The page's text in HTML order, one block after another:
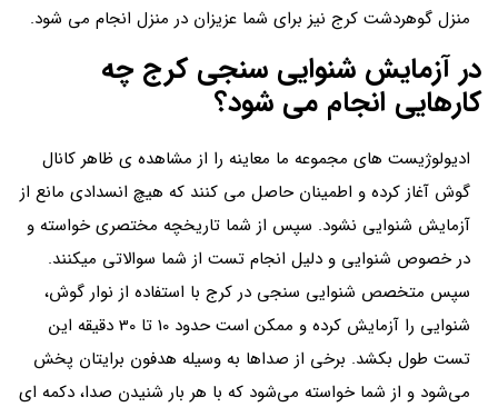
منزل گوهردشت کرج نیز برای شما عزیزان در منزل انجام می شود.
در آزمایش شنوایی سنجی کرج چه
کارهایی انجام می شود؟
ادیولوژیست های مجموعه ما معاینه را از مشاهده ی ظاهر کانال
گوش آغاز کرده و اطمینان حاصل می کنند که هیچ انسدادی مانع از
آزمایش شنوایی ‌نشود. سپس از شما تاریخچه مختصری خواسته و
در خصوص شنوایی و دلیل انجام تست از شما سوالاتی میکنند.
سپس متخصص‌ شنوایی سنجی در کرج با استفاده از نوار گوش،
شنوایی را آزمایش کرده و ممکن است حدود 10 تا 30 دقیقه این
تست طول بکشد. برخی از صداها به وسیله هدفون برایتان پخش
می‌شود و از شما خواسته می‌شود که با هر بار شنیدن صدا، دکمه ای